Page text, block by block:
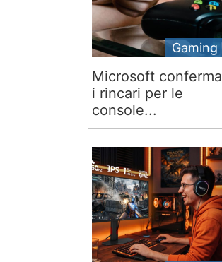
Gaming
Microsoft conferma
i rincari per le
console...